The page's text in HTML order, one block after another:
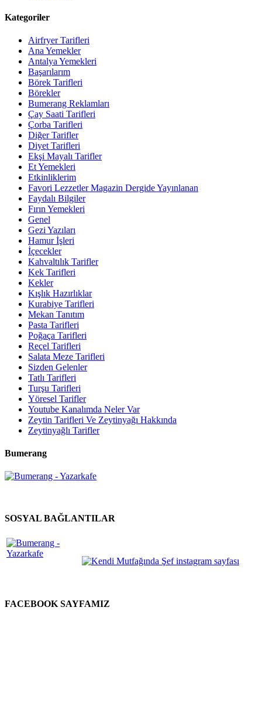
Kategoriler
Airfryer Tarifleri
Ana Yemekler
Antalya Yemekleri
Başarılarım
Börek Tarifleri
Börekler
Bumerang Reklamları
Çay Saati Tarifleri
Çorba Tarifleri
Diğer Tarifler
Diyet Tarifleri
Ekşi Mayalı Tarifler
Et Yemekleri
Etkinliklerim
Favori Lezzetler Magazin Dergide Yayınlanan
Faydalı Bilgiler
Fırın Yemekleri
Genel
Gezi Yazıları
Hamur İşleri
İçecekler
Kahvaltılık Tarifler
Kek Tarifleri
Kekler
Kışlık Hazırlıklar
Kurabiye Tarifleri
Mekan Tanıtım
Pasta Tarifleri
Poğaça Tarifleri
Reçel Tarifleri
Salata Meze Tarifleri
Sizden Gelenler
Tatlı Tarifleri
Turşu Tarifleri
Yöresel Tarifler
Youtube Kanalımda Neler Var
Zeytin Tarifleri Ve Zeytinyağı Hakkında
Zeytinyağlı Tarifler
Bumerang
SOSYAL BAĞLANTILAR
FACEBOOK SAYFAMIZ